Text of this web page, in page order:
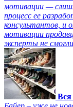
мотивации —
процесс ее
консультантов, и
мотивации
эксперты не
Вся